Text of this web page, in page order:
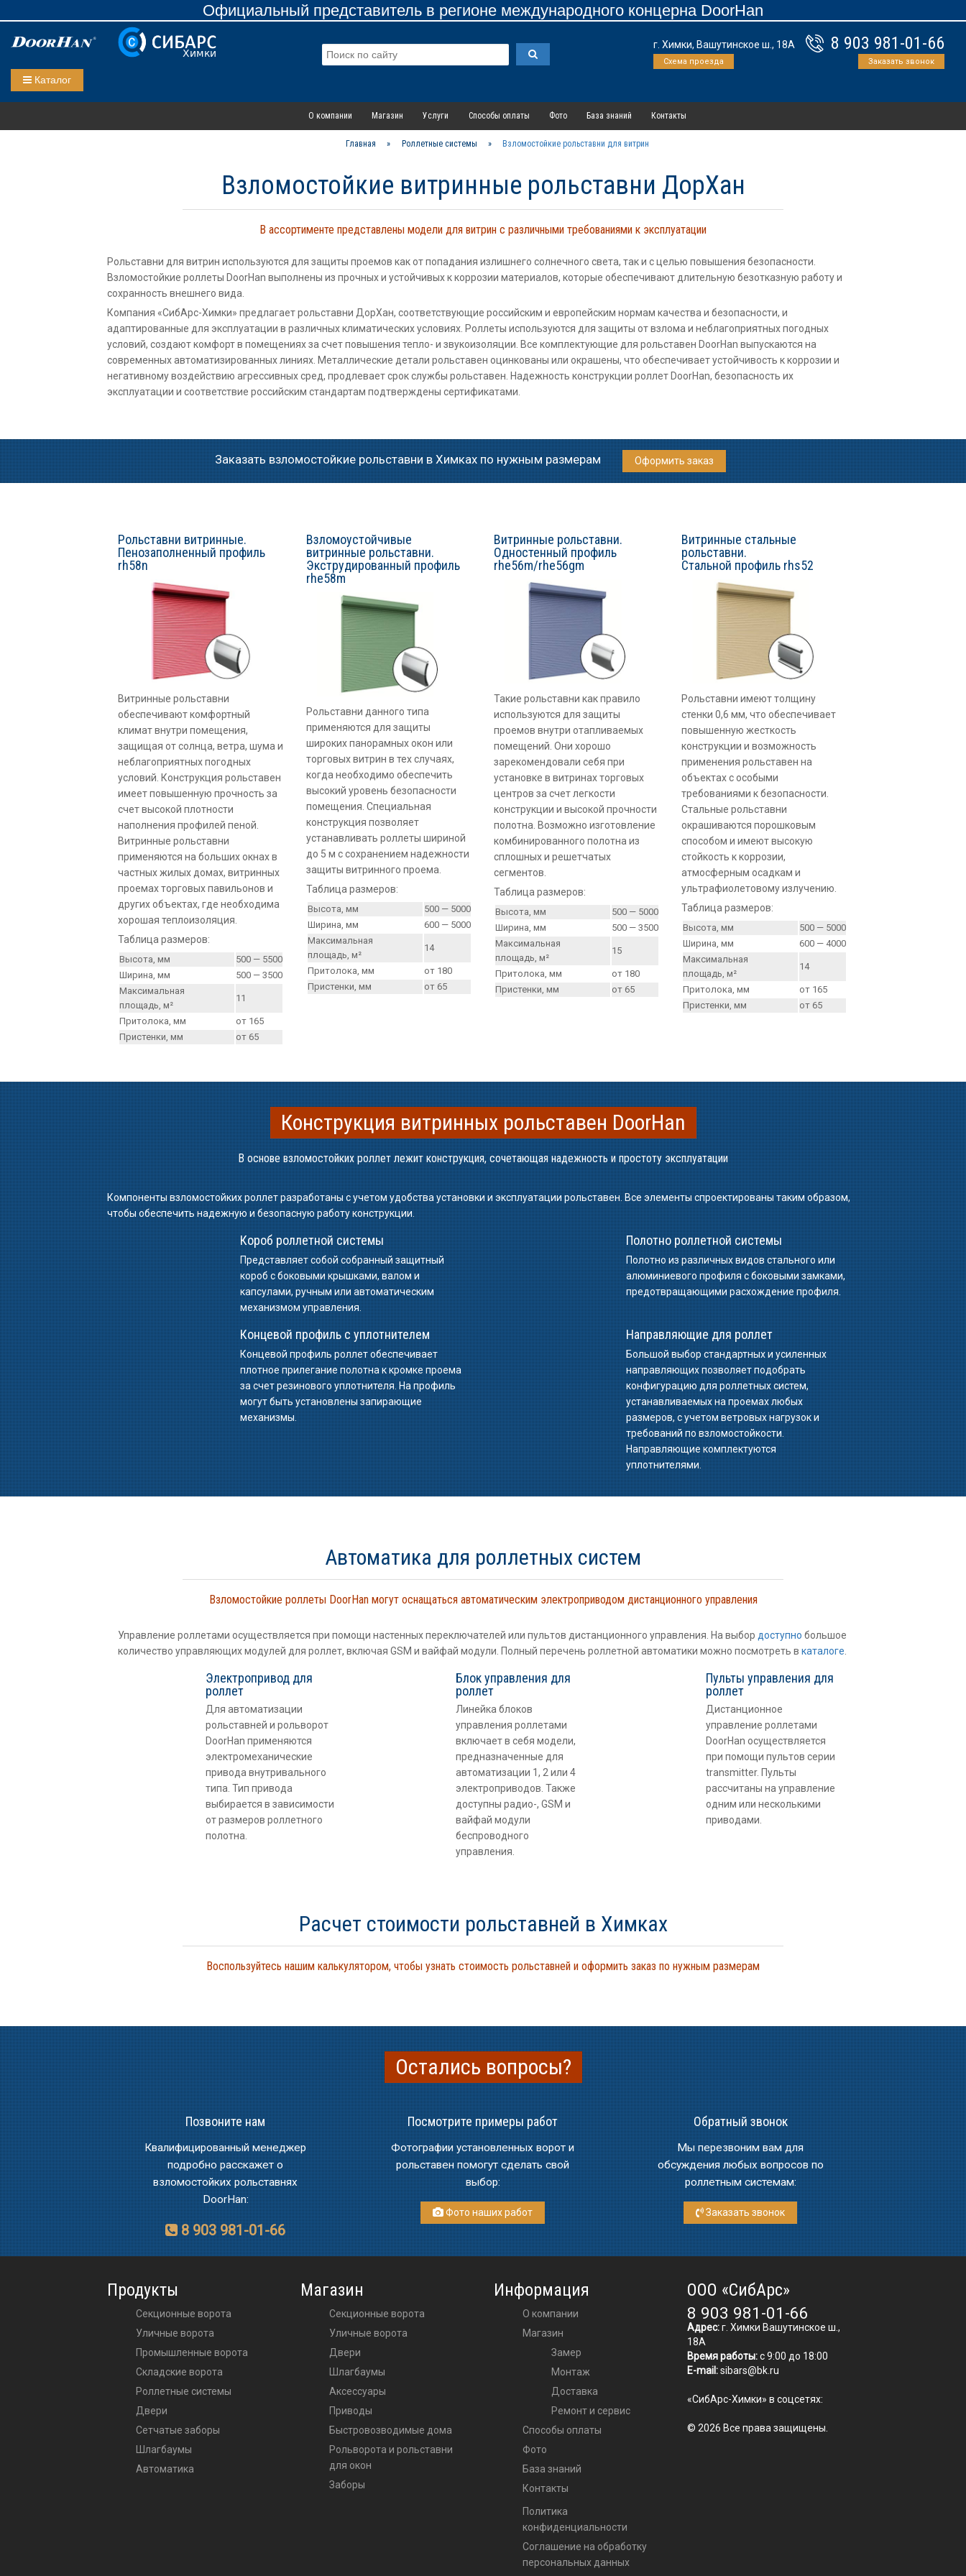
Официальный представитель в регионе международного концерна DoorHan
8 903 981-01-66
Заказать звонок
г. Химки, Вашутинское ш., 18А
Схема проезда
Каталог
О компании Магазин Услуги Способы оплаты Фото База знаний Контакты
Главная » Роллетные системы » Взломостойкие рольставни для витрин
Взломостойкие витринные рольставни ДорХан
В ассортименте представлены модели для витрин с различными требованиями к эксплуатации
Рольставни для витрин используются для защиты проемов как от попадания излишнего солнечного света, так и с целью повышения безопасности.
Взломостойкие роллеты DoorHan выполнены из прочных и устойчивых к коррозии материалов, которые обеспечивают длительную безотказную работу и
сохранность внешнего вида.
Компания «СибАрс-Химки» предлагает рольставни ДорХан, соответствующие российским и европейским нормам качества и безопасности, и
адаптированные для эксплуатации в различных климатических условиях. Роллеты используются для защиты от взлома и неблагоприятных погодных
условий, создают комфорт в помещениях за счет повышения тепло- и звукоизоляции. Все комплектующие для рольставен DoorHan выпускаются на
современных автоматизированных линиях. Металлические детали рольставен оцинкованы или окрашены, что обеспечивает устойчивость к коррозии и
негативному воздействию агрессивных сред, продлевает срок службы рольставен. Надежность конструкции роллет DoorHan, безопасность их
эксплуатации и соответствие российским стандартам подтверждены сертификатами.
Заказать взломостойкие рольставни в Химках по нужным размерам Оформить заказ
Рольставни витринные.
Пенозаполненный профиль
rh58n
Витринные рольставни
обеспечивают комфортный
климат внутри помещения,
защищая от солнца, ветра, шума и
неблагоприятных погодных
условий. Конструкция рольставен
имеет повышенную прочность за
счет высокой плотности
наполнения профилей пеной.
Витринные рольставни
применяются на больших окнах в
частных жилых домах, витринных
проемах торговых павильонов и
других объектах, где необходима
хорошая теплоизоляция.
Таблица размеров:
Высота, мм
500 — 5500
Ширина, мм
500 — 3500
Максимальная
площадь, м²
11
Притолока, мм
от 165
Пристенки, мм
от 65
Взломоустойчивые
витринные рольставни.
Экструдированный профиль
rhe58m
Рольставни данного типа
применяются для защиты
широких панорамных окон или
торговых витрин в тех случаях,
когда необходимо обеспечить
высокий уровень безопасности
помещения. Специальная
конструкция позволяет
устанавливать роллеты шириной
до 5 м с сохранением надежности
защиты витринного проема.
Таблица размеров:
Высота, мм
500 — 5000
Ширина, мм
600 — 5000
Максимальная
площадь, м²
14
Притолока, мм
от 180
Пристенки, мм
от 65
Витринные рольставни.
Одностенный профиль
rhe56m/rhe56gm
Такие рольставни как правило
используются для защиты
проемов внутри отапливаемых
помещений. Они хорошо
зарекомендовали себя при
установке в витринах торговых
центров за счет легкости
конструкции и высокой прочности
полотна. Возможно изготовление
комбинированного полотна из
сплошных и решетчатых
сегментов.
Таблица размеров:
Высота, мм
500 — 5000
Ширина, мм
500 — 3500
Максимальная
площадь, м²
15
Притолока, мм
от 180
Пристенки, мм
от 65
Витринные стальные
рольставни.
Стальной профиль rhs52
Рольставни имеют толщину
стенки 0,6 мм, что обеспечивает
повышенную жесткость
конструкции и возможность
применения рольставен на
объектах с особыми
требованиями к безопасности.
Стальные рольставни
окрашиваются порошковым
способом и имеют высокую
стойкость к коррозии,
атмосферным осадкам и
ультрафиолетовому излучению.
Таблица размеров:
Высота, мм
500 — 5000
Ширина, мм
600 — 4000
Максимальная
площадь, м²
14
Притолока, мм
от 165
Пристенки, мм
от 65
Конструкция витринных рольставен DoorHan
В основе взломостойких роллет лежит конструкция, сочетающая надежность и простоту эксплуатации
Компоненты взломостойких роллет разработаны с учетом удобства установки и эксплуатации рольставен. Все элементы спроектированы таким образом,
чтобы обеспечить надежную и безопасную работу конструкции.
Короб роллетной системы
Представляет собой собранный защитный
короб с боковыми крышками, валом и
капсулами, ручным или автоматическим
механизмом управления.
Полотно роллетной системы
Полотно из различных видов стального или
алюминиевого профиля с боковыми замками,
предотвращающими расхождение профиля.
Концевой профиль с уплотнителем
Концевой профиль роллет обеспечивает
плотное прилегание полотна к кромке проема
за счет резинового уплотнителя. На профиль
могут быть установлены запирающие
механизмы.
Направляющие для роллет
Большой выбор стандартных и усиленных
направляющих позволяет подобрать
конфигурацию для роллетных систем,
устанавливаемых на проемах любых
размеров, с учетом ветровых нагрузок и
требований по взломостойкости.
Направляющие комплектуются
уплотнителями.
Автоматика для роллетных систем
Взломостойкие роллеты DoorHan могут оснащаться автоматическим электроприводом дистанционного управления
Управление роллетами осуществляется при помощи настенных переключателей или пультов дистанционного управления. На выбор доступно большое
количество управляющих модулей для роллет, включая GSM и вайфай модули. Полный перечень роллетной автоматики можно посмотреть вкаталоге
Электропривод для
роллет
Для автоматизации
рольставней и рольворот
DoorHan применяются
электромеханические
привода внутривального
типа. Тип привода
выбирается в зависимости
от размеров роллетного
полотна.
Блок управления для
роллет
Линейка блоков
управления роллетами
включает в себя модели,
предназначенные для
автоматизации 1, 2 или 4
электроприводов. Также
доступны радио-, GSM и
вайфай модули
беспроводного
управления.
Пульты управления для
роллет
Дистанционное
управление роллетами
DoorHan осуществляется
при помощи пультов серии
transmitter. Пульты
рассчитаны на управление
одним или несколькими
приводами.
Расчет стоимости рольставней в Химках
Воспользуйтесь нашим калькулятором, чтобы узнать стоимость рольставней и оформить заказ по нужным размерам
Остались вопросы?
Позвоните нам
Квалифицированный менеджер
подробно расскажет о
взломостойких рольставнях
DoorHan:
8 903 981-01-66
Посмотрите примеры работ
Фотографии установленных ворот и
рольставен помогут сделать свой
выбор:
Фото наших работ
Обратный звонок
Мы перезвоним вам для
обсуждения любых вопросов по
роллетным системам:
Заказать звонок
Продукты
Секционные ворота
Уличные ворота
Промышленные ворота
Складские ворота
Роллетные системы
Двери
Сетчатые заборы
Шлагбаумы
Автоматика
Магазин
Секционные ворота
Уличные ворота
двери
шлагбаумы
аксессуары
приводы
Быстровозводимые дома
Рольворота и рольставни
для окон
Заборы
Информация
О компании
Магазин
Замер
Монтаж
Доставка
Ремонт и сервис
Способы оплаты
Фото
База знаний
Контакты
Политика
конфиденциальности
Соглашение на обработку
персональных данных
ООО «СибАрс»
8 903 981-01-66
Адрес:г. Химки Вашутинское ш.,
18А
Время работы:с 9:00 до 18:00
E-mail: sibars@bk.ru
«СибАрс-Химки» в соцсетях:
© 2026 Все права защищены.